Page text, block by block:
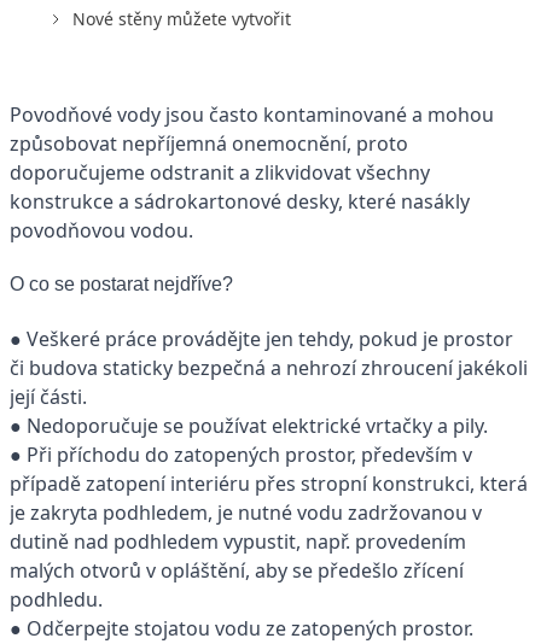
Nové stěny můžete vytvořit
Povodňové vody jsou často kontaminované a mohou
způsobovat nepříjemná onemocnění, proto
doporučujeme odstranit a zlikvidovat všechny
konstrukce a sádrokartonové desky, které nasákly
povodňovou vodou.
O co se postarat nejdříve?
● Veškeré práce provádějte jen tehdy, pokud je prostor
či budova staticky bezpečná a nehrozí zhroucení jakékoli
její části.
● Nedoporučuje se používat elektrické vrtačky a pily.
● Při příchodu do zatopených prostor, především v
případě zatopení interiéru přes stropní konstrukci, která
je zakryta podhledem, je nutné vodu zadržovanou v
dutině nad podhledem vypustit, např. provedením
malých otvorů v opláštění, aby se předešlo zřícení
podhledu.
● Odčerpejte stojatou vodu ze zatopených prostor.